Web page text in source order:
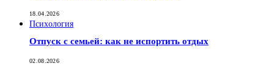
18.04.2026
Психология
Отпуск с семьей: как не испортить отдых
02.08.2026